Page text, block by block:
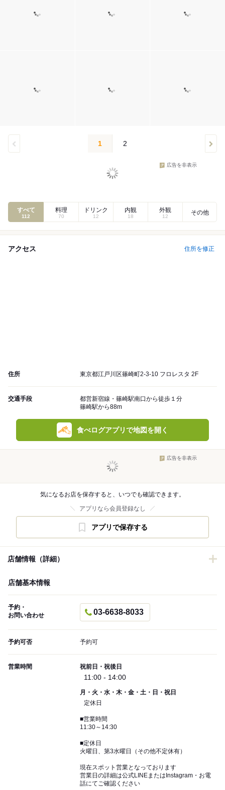
1 2
広告を非表示
すべて
112
料理
70
ドリンク
12
内観
18
外観
12
その他
アクセス 住所を修正
住所 東京都江戸川区篠崎町2-3-10 フロレスタ 2F
交通手段
都営新宿線・篠崎駅南口から徒歩１分
篠崎駅から88m
食べログアプリで地図を開く
広告を非表示
気になるお店を保存すると、いつでも確認できます。
アプリなら会員登録なし
アプリで保存する
店舗情報（詳細）
店舗基本情報
予約・
お問い合わせ
03-6638-8033
予約可否 予約可
営業時間 祝前日・祝後日
11:00 - 14:00
月・火・水・木・金・土・日・祝日
定休日
■営業時間
11:30～14:30
■定休日
火曜日、第3水曜日（その他不定休有）
現在スポット営業となっております
営業日の詳細は公式LINEまたはInstagram・お電
話にてご確認ください